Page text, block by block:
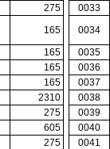
275 0033
165 0034
165 0035
165 0036
165 0037
2310 0038
275 0039
605 0040
275 0041